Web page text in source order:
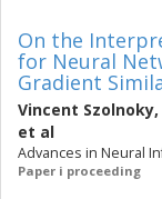
On the
for Neural
Gradient
Vincent Szolnoky,
et al
Advances in Neural
Paper i proceeding